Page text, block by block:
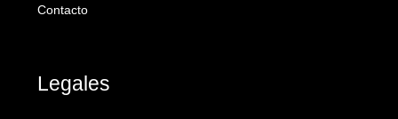
Contacto
Legales